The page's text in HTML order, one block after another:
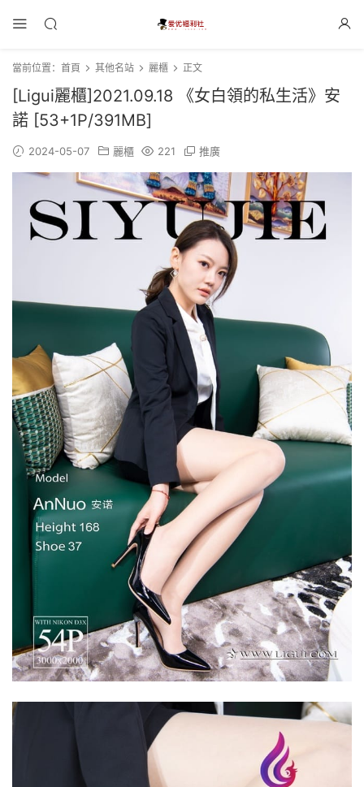
當前位置： 首頁 其他名站 麗櫃 正文
[Ligui麗櫃]2021.09.18 《女白領的私生活》安
諾 [53+1P/391MB]
2024-05-07 麗櫃 221 推廣